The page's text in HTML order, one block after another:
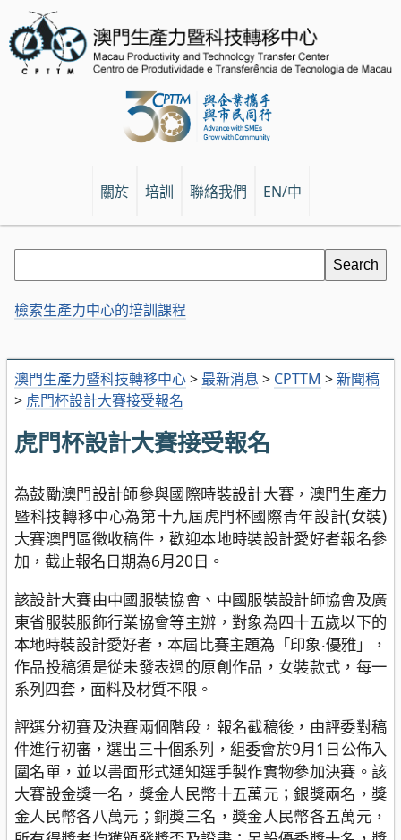
關於 培訓 聯絡我們 EN/中
澳門生產力暨科技轉移中心> 最新消息 > CPTTM >新聞稿
> 虎門杯設計大賽接受報名
虎門杯設計大賽接受報名
為鼓勵澳門設計師參與國際時裝設計大賽，澳門生產力
暨科技轉移中心為第十九屆虎門杯國際青年設計(女裝)
大賽澳門區徵收稿件，歡迎本地時裝設計愛好者報名參
加，截止報名日期為6月20日。
該設計大賽由中國服裝協會、中國服裝設計師協會及廣
東省服裝服飾行業協會等主辦，對象為四十五歲以下的
本地時裝設計愛好者，本屆比賽主題為「印象‧優雅」，
作品投稿須是從未發表過的原創作品，女裝款式，每一
系列四套，面料及材質不限。
評選分初賽及決賽兩個階段，報名截稿後，由評委對稿
件進行初審，選出三十個系列，組委會於9月1日公佈入
圍名單，並以書面形式通知選手製作實物參加決賽。該
大賽設金獎一名，獎金人民幣十五萬元；銀獎兩名，獎
金人民幣各八萬元；銅獎三名，獎金人民幣各五萬元，
檢索生產力中心的培訓課程